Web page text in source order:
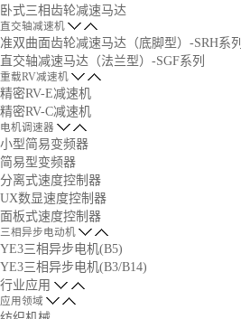
卧式三相齿轮减速马达
直交轴减速机
准双曲面齿轮减速马达（底脚型）-SRH系列
直交轴减速马达（法兰型）-SGF系列
重载RV减速机
精密RV-E减速机
精密RV-C减速机
电机调速器
小型简易变频器
简易型变频器
分离式速度控制器
UX数显速度控制器
面板式速度控制器
三相异步电动机
YE3三相异步电机(B5)
YE3三相异步电机(B3/B14)
行业应用
应用领域